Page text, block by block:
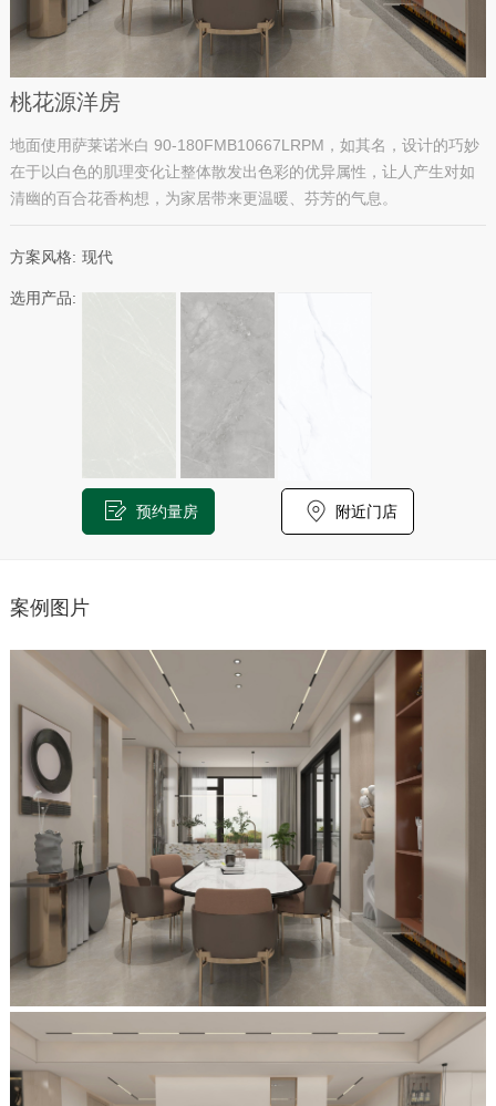
桃花源洋房
地面使用萨莱诺米白 90-180FMB10667LRPM，如其名，设计的巧妙
在于以白色的肌理变化让整体散发出色彩的优异属性，让人产生对如
清幽的百合花香构想，为家居带来更温暖、芬芳的气息。
方案风格: 现代
选用产品:
预约量房 附近门店
案例图片